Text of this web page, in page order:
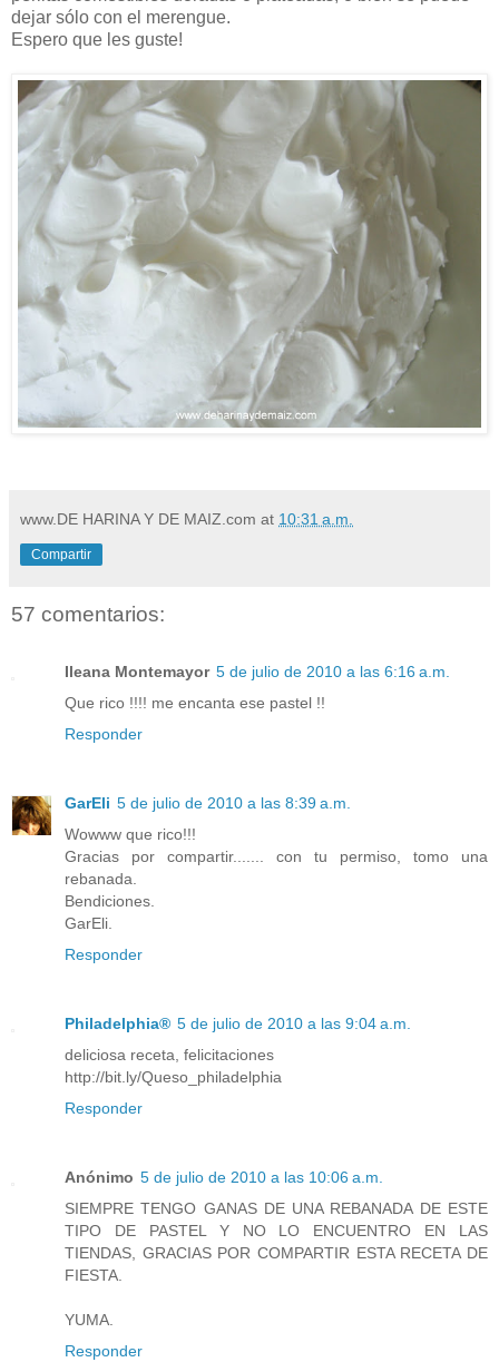
dejar sólo con el merengue.
Espero que les guste!
www.DE HARINA Y DE MAIZ.com at 10:31 a.m.
Compartir
57 comentarios:
Ileana Montemayor 5 de julio de 2010 a las 6:16 a.m.
Que rico !!!! me encanta ese pastel !!
Responder
GarEli 5 de julio de 2010 a las 8:39 a.m.
Wowww que rico!!!
Gracias por compartir....... con tu permiso, tomo una
rebanada.
Bendiciones.
GarEli.
Responder
Philadelphia® 5 de julio de 2010 a las 9:04 a.m.
deliciosa receta, felicitaciones
http://bit.ly/Queso_philadelphia
Responder
Anónimo 5 de julio de 2010 a las 10:06 a.m.
SIEMPRE TENGO GANAS DE UNA REBANADA DE ESTE
TIPO DE PASTEL Y NO LO ENCUENTRO EN LAS
TIENDAS, GRACIAS POR COMPARTIR ESTA RECETA DE
FIESTA.
YUMA.
Responder